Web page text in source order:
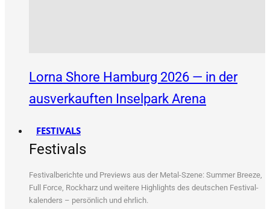
Lorna Shore Hamburg 2026 — in der
ausverkauften Inselpark Arena
FESTIVALS
Festivals
Fes­ti­val­be­rich­te und Pre­views aus der Metal-Sze­ne: Sum­mer Bree­ze,
Full Force, Rock­harz und wei­te­re High­lights des deut­schen Fes­ti­val­
ka­len­ders – per­sön­lich und ehrlich.